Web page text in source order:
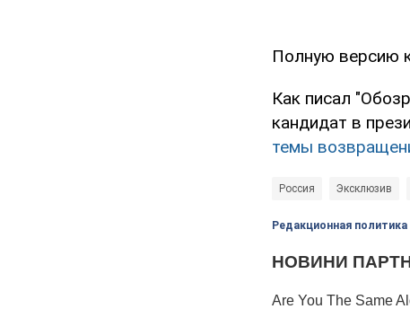
Полную версию
Как писал
кандидат в
темы
Россия Эксклюзив
Редакционная политика